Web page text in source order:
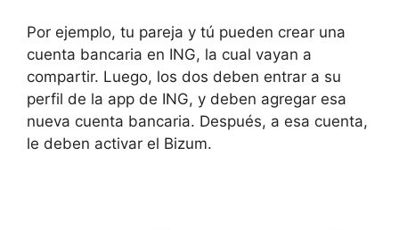
Por ejemplo, tu pareja y tú pueden crear una
cuenta bancaria en ING, la cual vayan a
compartir. Luego, los dos deben entrar a su
perfil de la app de ING, y deben agregar esa
nueva cuenta bancaria. Después, a esa cuenta,
le deben activar el Bizum.